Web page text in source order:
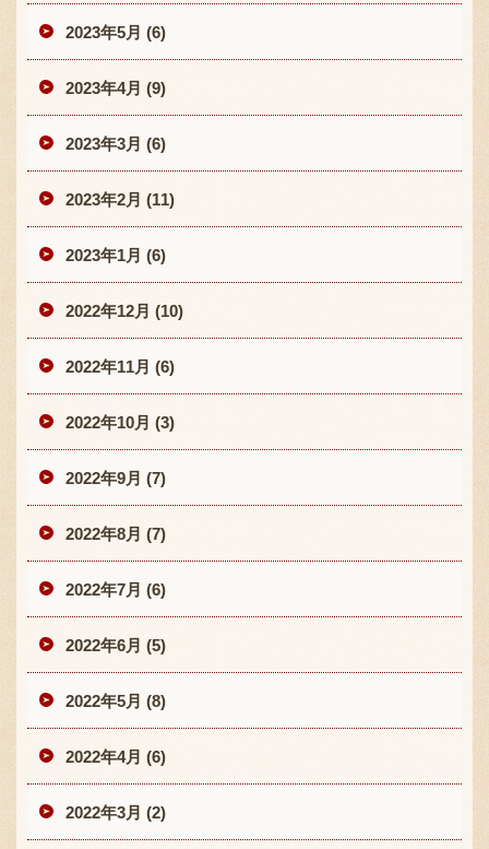
2023年5月 (6)
2023年4月 (9)
2023年3月 (6)
2023年2月 (11)
2023年1月 (6)
2022年12月 (10)
2022年11月 (6)
2022年10月 (3)
2022年9月 (7)
2022年8月 (7)
2022年7月 (6)
2022年6月 (5)
2022年5月 (8)
2022年4月 (6)
2022年3月 (2)